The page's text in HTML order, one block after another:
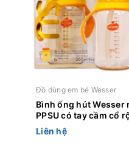
Đồ dùng em bé Wesser
Bình ống hút Wesser
PPSU có tay cầm cổ
260ml
Liên hệ